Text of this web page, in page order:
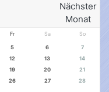
Fr Sa So
5 6
7
12 13
14
19 20
21
26 27
28